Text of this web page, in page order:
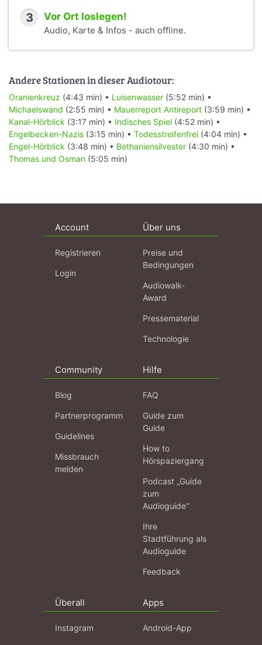
3 Vor Ort loslegen!
Audio, Karte & Infos - auch offline.
Andere Stationen in dieser Audiotour:
Oranienkreuz (4:43 min) • Luisenwasser (5:52 min) •
Michaelswand (2:55 min) • Mauerreport Antireport (3:59 min) •
Kanal-Hörblick (3:17 min) • Indisches Spiel (4:52 min) •
Engelbecken-Nazis (3:15 min) • Todesstreifenfrei (4:04 min) •
Engel-Hörblick (3:48 min) • Bethaniensilvester (4:30 min) •
Thomas und Osman (5:05 min)
Account
Registrieren
Login
Über uns
Preise und
Bedingungen
Audiowalk-
Award
Pressematerial
Technologie
Community
Blog
Partnerprogramm
Guidelines
Missbrauch
melden
Hilfe
FAQ
Guide zum
Guide
How to
Hörspaziergang
Podcast „Guide
zum
Audioguide“
Ihre
Stadtführung als
Audioguide
Feedback
Überall
Instagram
Apps
Android-App